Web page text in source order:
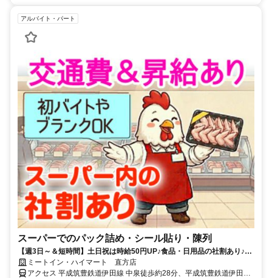
アルバイト・パート
スーパーでのパック詰め・シール貼り・陳列
【週3日～＆短時間】土日祝は時給50円UP♪食品・日用品の社割あり♪扶
養内・Wワーク希望も大歓迎です
ミートイン・ハイマート 直方店
アクセス 平成筑豊鉄道伊田線 中泉徒歩約28分、平成筑豊鉄道伊田線